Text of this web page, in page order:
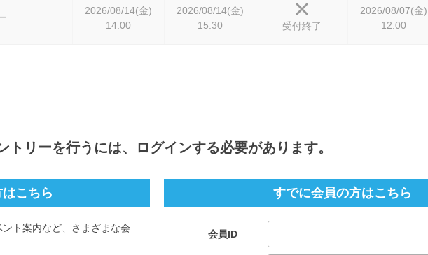
2026/08/14(金)
14:00
2026/08/14(金)
15:30
受付終了
2026/08/07(金)
12:00
トリーを行うには、ログインする必要があります。
すでに会員の方はこちら
会員ID
こちら
ト案内など、さまざまな会